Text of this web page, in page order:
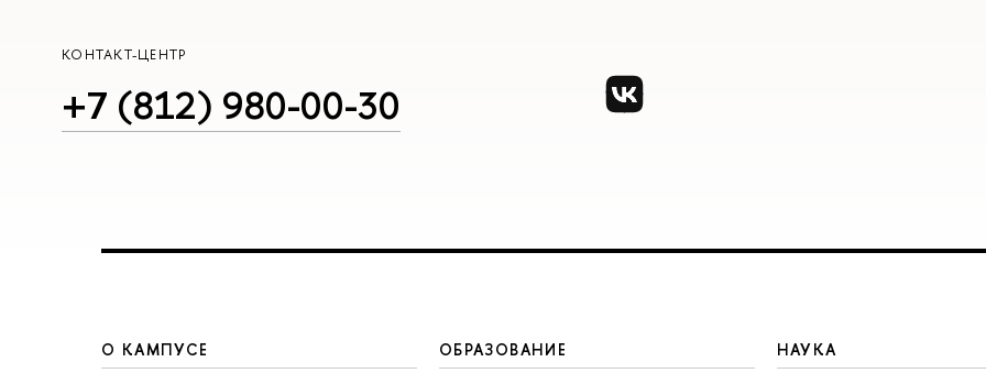
КОНТАКТ-ЦЕНТР
+7 (812) 980-00-30
О КАМПУСЕ
ОБРАЗОВАНИЕ
НАУКА